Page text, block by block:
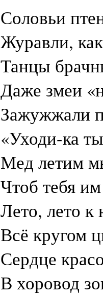
Соловьи
Журавли,
Танцы
Даже змеи
Зажужжали
«Уходи-ка
Мед летим
Чтоб тебя
Лето, лето к
Всё кругом
Сердце
В хоровод